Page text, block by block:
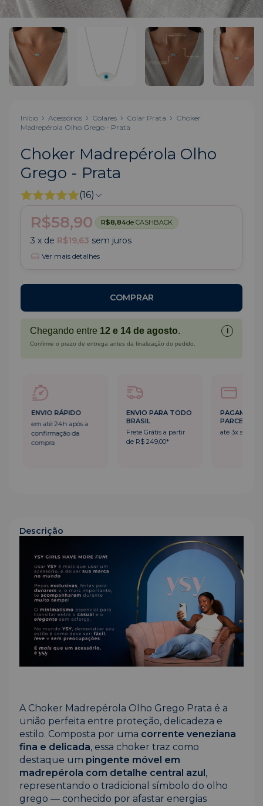
Início Acessórios Colares Colar Prata
Choker
Madrepérola Olho Grego - Prata
Choker Madrepérola Olho
Grego - Prata
(16)
R$58,90 R$8,84de CASHBACK
3 x de R$19,63 sem juros
Ver mais detalhes
Chegando entre 12 e 14 de agosto. i
Confirme o prazo de entrega antes da finalização do pedido.
ENVIO RÁPIDO
em até 24h após a
confirmação da
compra
ENVIO PARA TODO
BRASIL
Frete Grátis a partir
de R$ 249,00*
PARCELADO
até 3x sem
Descrição
A Choker Madrepérola Olho Grego Prata é a
união perfeita entre proteção, delicadeza e
estilo. Composta por uma corrente veneziana
fina e delicada, essa choker traz como
destaque um pingente móvel em
madrepérola com detalhe central azul ,
representando o tradicional símbolo do olho
grego — conhecido por afastar energias